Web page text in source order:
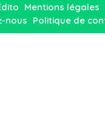
Mentions légales
nous Politique de